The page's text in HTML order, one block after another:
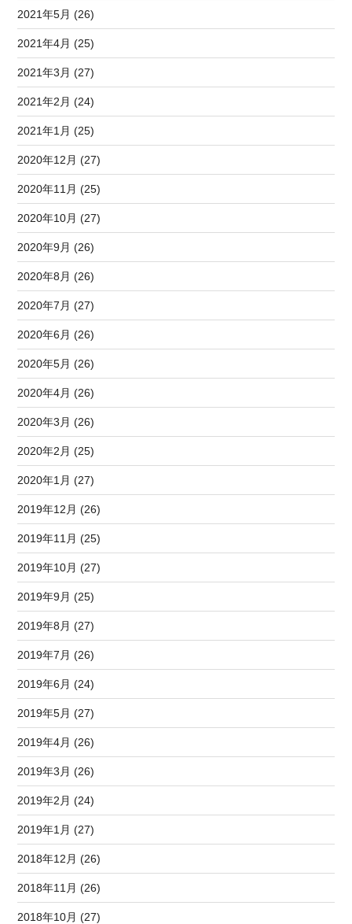
2021年5月 (26)
2021年4月 (25)
2021年3月 (27)
2021年2月 (24)
2021年1月 (25)
2020年12月 (27)
2020年11月 (25)
2020年10月 (27)
2020年9月 (26)
2020年8月 (26)
2020年7月 (27)
2020年6月 (26)
2020年5月 (26)
2020年4月 (26)
2020年3月 (26)
2020年2月 (25)
2020年1月 (27)
2019年12月 (26)
2019年11月 (25)
2019年10月 (27)
2019年9月 (25)
2019年8月 (27)
2019年7月 (26)
2019年6月 (24)
2019年5月 (27)
2019年4月 (26)
2019年3月 (26)
2019年2月 (24)
2019年1月 (27)
2018年12月 (26)
2018年11月 (26)
2018年10月 (27)